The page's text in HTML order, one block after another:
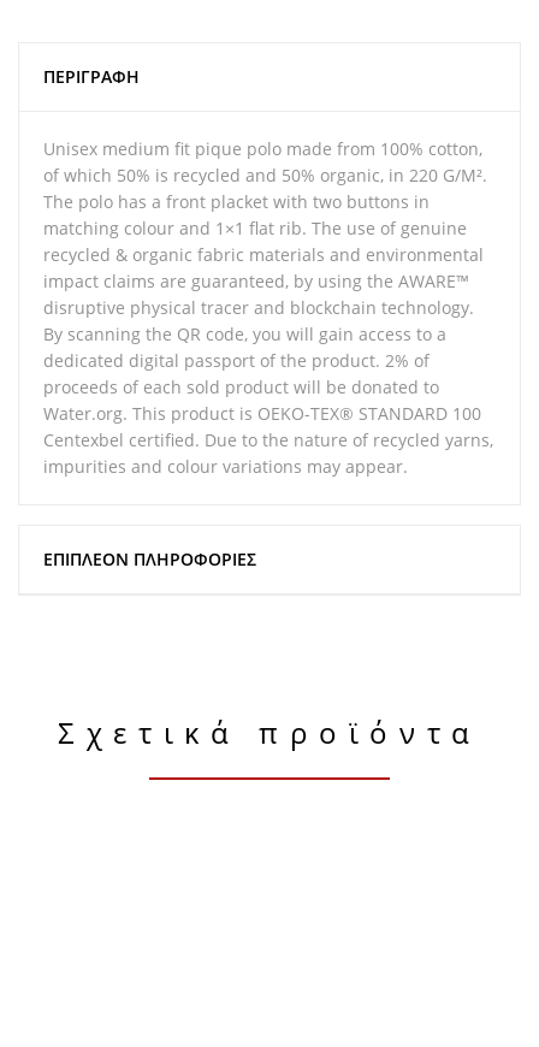
ΠΕΡΙΓΡΑΦΉ
Unisex medium fit pique polo made from 100% cotton,
of which 50% is recycled and 50% organic, in 220 G/M².
The polo has a front placket with two buttons in
matching colour and 1×1 flat rib. The use of genuine
recycled & organic fabric materials and environmental
impact claims are guaranteed, by using the AWARE™
disruptive physical tracer and blockchain technology.
By scanning the QR code, you will gain access to a
dedicated digital passport of the product. 2% of
proceeds of each sold product will be donated to
Water.org. This product is OEKO-TEX® STANDARD 100
Centexbel certified. Due to the nature of recycled yarns,
impurities and colour variations may appear.
ΕΠΙΠΛΈΟΝ ΠΛΗΡΟΦΟΡΊΕΣ
Σχετικά προϊόντα